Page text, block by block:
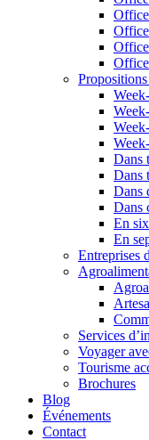
Dans
Dans
Dans
Dans
En
En
Entreprises
Services
Voyager
Tourisme
Brochures
Blog
Événements
Contact